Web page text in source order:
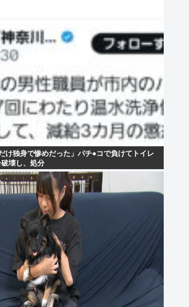
け独身で惨めだった」パチ●コで負けてトイレ
壊し、処分